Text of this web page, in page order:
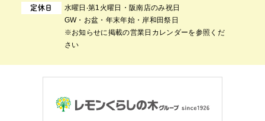
定休日
⽔曜⽇‧第1⽕曜⽇・阪南店のみ祝日
GW・お盆・年末年始・岸和田祭日
※お知らせに掲載の営業日カレンダーを参照くだ
さい